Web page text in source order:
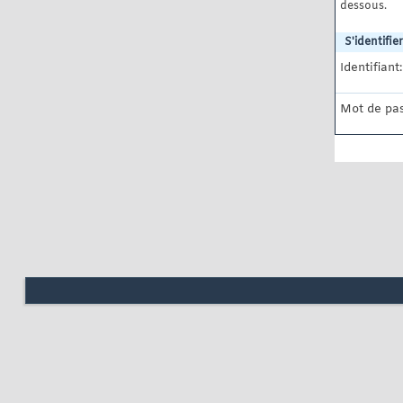
dessous.
S'identifier
Identifiant:
Mot de